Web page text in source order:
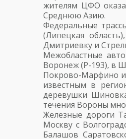
жителям ЦФО
Среднюю Азию.
Федеральные
(Липецкая
Дмитриевку и
Межобластные
Воронеж (Р-193), в
Покрово-Марфино и
известным в
деревушки
течения Вороны
Железные дороги
Москву с
Балашов